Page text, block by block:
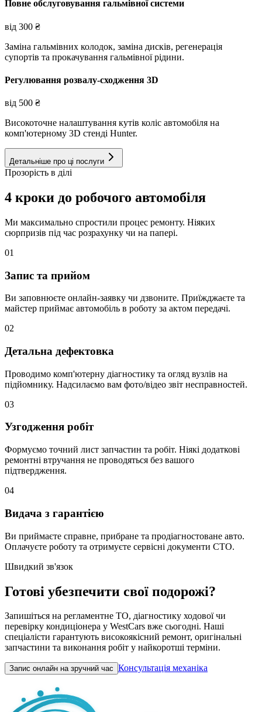
Повне обслуговування гальмівної системи
від 300 ₴
Заміна гальмівних колодок, заміна дисків, регенерація
супортів та прокачування гальмівної рідини.
Регулювання розвалу-сходження 3D
від 500 ₴
Високоточне налаштування кутів коліс автомобіля на
комп'ютерному 3D стенді Hunter.
Детальніше про ці послуги
Прозорість в ділі
4 кроки до робочого автомобіля
Ми максимально спростили процес ремонту. Ніяких
сюрпризів під час розрахунку чи на папері.
01
Запис та прийом
Ви заповнюєте онлайн-заявку чи дзвоните. Приїжджаєте та
майстер приймає автомобіль в роботу за актом передачі.
02
Детальна дефектовка
Проводимо комп'ютерну діагностику та огляд вузлів на
підйомнику. Надсилаємо вам фото/відео звіт несправностей.
03
Узгодження робіт
Формуємо точний лист запчастин та робіт. Ніякі додаткові
ремонтні втручання не проводяться без вашого
підтвердження.
04
Видача з гарантією
Ви приймаєте справне, прибране та продіагностоване авто.
Оплачуєте роботу та отримуєте сервісні документи СТО.
Швидкий зв'язок
Готові убезпечити свої подорожі?
Запишіться на регламентне ТО, діагностику ходової чи
перевірку кондиціонера у WestCars вже сьогодні. Наші
спеціалісти гарантують високоякісний ремонт, оригінальні
запчастини та виконання робіт у найкоротші терміни.
Запис онлайн на зручний час Консультація механіка